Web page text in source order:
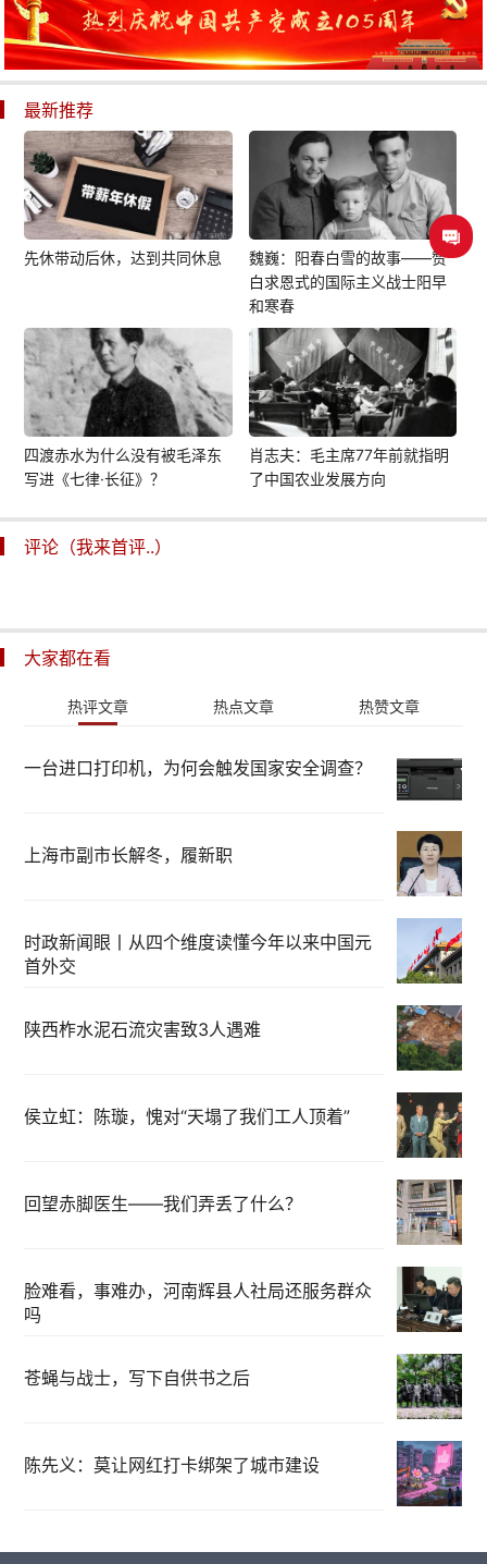
最新推荐
先休带动后休，达到共同休息
魏巍：阳春白雪的故事——赞
白求恩式的国际主义战士阳早
和寒春
四渡赤水为什么没有被毛泽东
写进《七律·长征》？
肖志夫：毛主席77年前就指明
了中国农业发展方向
评论（我来首评..）
大家都在看
热评文章 热点文章 热赞文章
一台进口打印机，为何会触发国家安全调查？
上海市副市长解冬，履新职
时政新闻眼丨从四个维度读懂今年以来中国元
首外交
陕西柞水泥石流灾害致3人遇难
侯立虹：陈璇，愧对“天塌了我们工人顶着”
回望赤脚医生——我们弄丢了什么？
脸难看，事难办，河南辉县人社局还服务群众
吗
苍蝇与战士，写下自供书之后
陈先义：莫让网红打卡绑架了城市建设